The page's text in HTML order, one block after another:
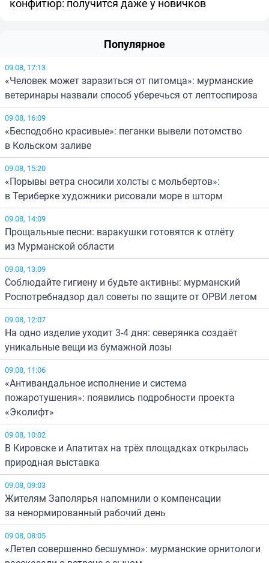
конфитюр: получится даже у новичков
Популярное
09.08, 17:13
«Человек может заразиться от питомца»: мурманские
ветеринары назвали способ уберечься от лептоспироза
09.08, 16:09
«Бесподобно красивые»: пеганки вывели потомство
в Кольском заливе
09.08, 15:20
«Порывы ветра сносили холсты с мольбертов»:
в Териберке художники рисовали море в шторм
09.08, 14:09
Прощальные песни: варакушки готовятся к отлёту
из Мурманской области
09.08, 13:09
Соблюдайте гигиену и будьте активны: мурманский
Роспотребнадзор дал советы по защите от ОРВИ летом
09.08, 12:07
На одно изделие уходит 3-4 дня: северянка создаёт
уникальные вещи из бумажной лозы
09.08, 11:06
«Антивандальное исполнение и система
пожаротушения»: появились подробности проекта
«Эколифт»
09.08, 10:02
В Кировске и Апатитах на трёх площадках открылась
природная выставка
09.08, 09:03
Жителям Заполярья напомнили о компенсации
за ненормированный рабочий день
09.08, 08:05
«Летел совершенно бесшумно»: мурманские орнитологи